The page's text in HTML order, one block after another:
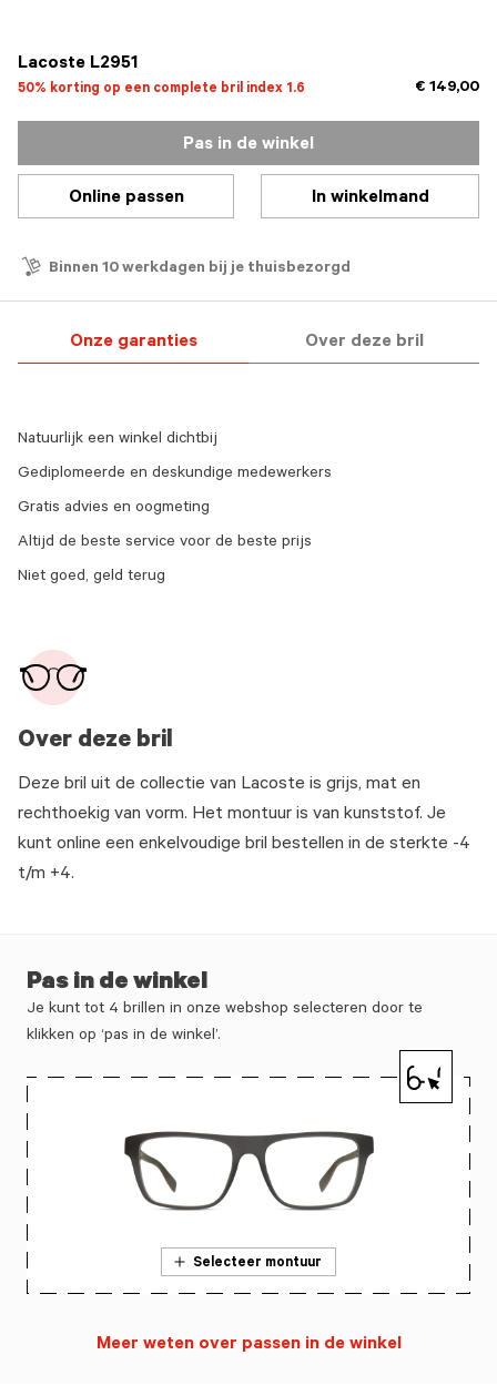
Lacoste L2951
50% korting op een complete bril index 1.6 € 149,00
Pas in de winkel
Online passen In winkelmand
Binnen 10 werkdagen bij je thuisbezorgd
Onze garanties Over deze bril
Over deze bril
Deze bril uit de collectie van Lacoste is grijs, mat en
rechthoekig van vorm. Het montuur is van kunststof. Je
kunt online een enkelvoudige bril bestellen in de sterkte -4
t/m +4.
Natuurlijk een winkel dichtbij
Gediplomeerde en deskundige medewerkers
Gratis advies en oogmeting
Altijd de beste service voor de beste prijs
Niet goed, geld terug
Pas in de winkel
Je kunt tot 4 brillen in onze webshop selecteren door te
klikken op ‘pas in de winkel’.
Selecteer montuur
Meer weten over passen in de winkel